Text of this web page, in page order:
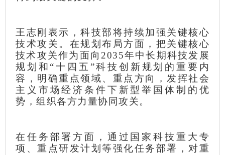
王志刚表示，科技部将持续加强关键核心
技术攻关。在规划布局方面，把关键核心
技术攻关作为面向2035年中长期科技发展
规划和“十四五”科技创新规划的重要内
容，明确重点领域、重点方向，发挥社会
主义市场经济条件下新型举国体制的优
势，组织各方力量协同攻关。
在任务部署方面，通过国家科技重大专
项、重点研发计划等强化任务部署，对重